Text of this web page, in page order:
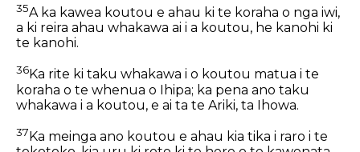
35A ka kawea koutou e ahau ki te koraha o nga iwi,
a ki reira ahau whakawa ai i a koutou, he kanohi ki
te kanohi.
36Ka rite ki taku whakawa i o koutou matua i te
koraha o te whenua o Ihipa; ka pena ano taku
whakawa i a koutou, e ai ta te Ariki, ta Ihowa.
37Ka meinga ano koutou e ahau kia tika i raro i te